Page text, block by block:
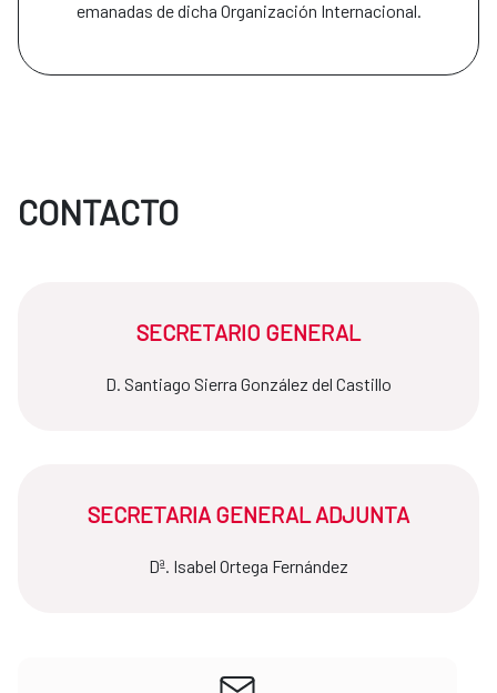
emanadas de dicha Organización Internacional.
CONTACTO
SECRETARIO GENERAL
D. Santiago Sierra González del Castillo
SECRETARIA GENERAL ADJUNTA
Dª. Isabel Ortega Fernández